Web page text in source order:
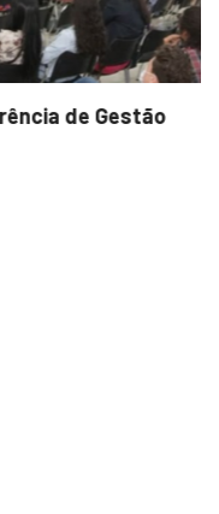
de Gestão